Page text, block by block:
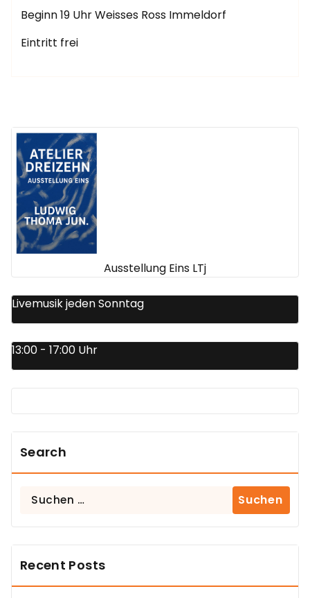
Beginn 19 Uhr Weisses Ross Immeldorf
Eintritt frei
Ausstellung Eins LTj
Livemusik jeden Sonntag
13:00 - 17:00 Uhr
Search
Suchen
Recent Posts